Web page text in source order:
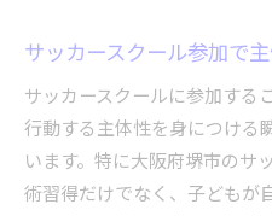
サッカースクール参加で
サッカースクールに参加する
行動する主体性を身につける
います。特に大阪府堺市のサ
術習得だけでなく、子どもが